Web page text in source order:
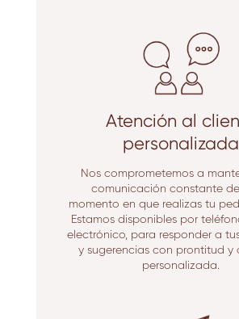
Atención al
personalizada
Nos comprometemos a
comunicación constante
momento en que realizas tu
Estamos disponibles por
electrónico, para responder a
y sugerencias con prontitud y
personalizada.